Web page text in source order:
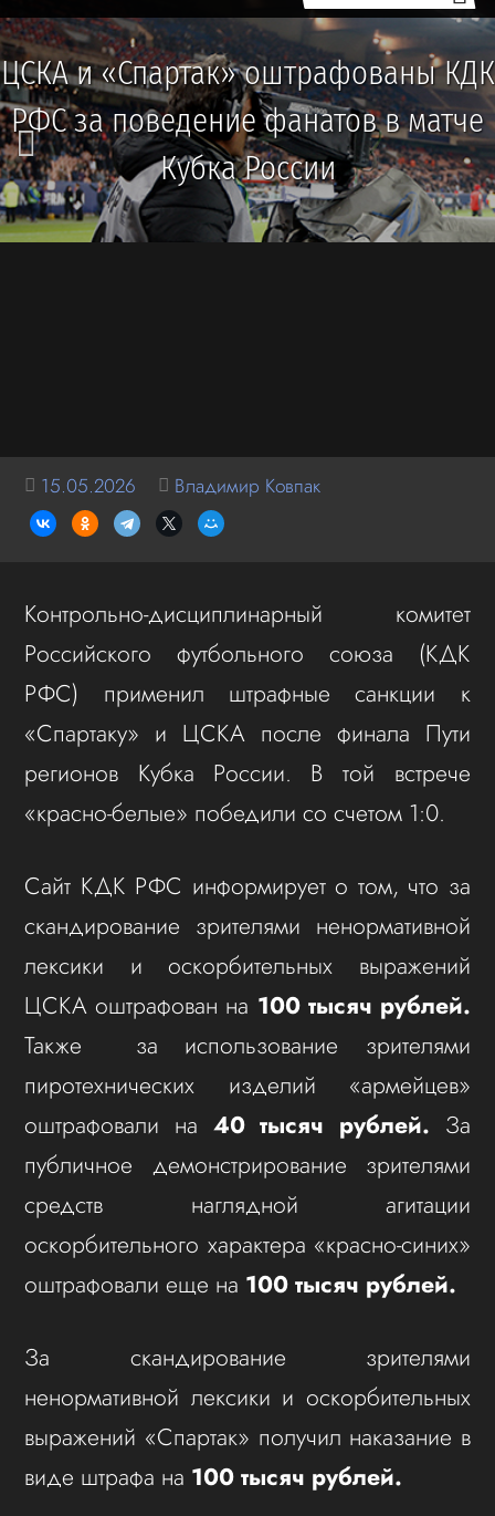
ЦСКА и «Спартак» оштрафованы КДК
РФС за поведение фанатов в матче
Кубка России
15.05.2026 Владимир Ковпак
Контрольно-дисциплинарный комитет
Российского футбольного союза (КДК
РФС) применил штрафные санкции к
«Спартаку» и ЦСКА после финала Пути
регионов Кубка России. В той встрече
«красно-белые» победили со счетом 1:0.
Сайт КДК РФС информирует о том, что за
скандирование зрителями ненормативной
лексики и оскорбительных выражений
ЦСКА оштрафован на 100 тысяч рублей.
Также за использование зрителями
пиротехнических изделий «армейцев»
оштрафовали на 40 тысяч рублей. За
публичное демонстрирование зрителями
средств наглядной агитации
оскорбительного характера «красно-синих»
оштрафовали еще на 100 тысяч рублей.
За скандирование зрителями
ненормативной лексики и оскорбительных
выражений «Спартак» получил наказание в
виде штрафа на 100 тысяч рублей.